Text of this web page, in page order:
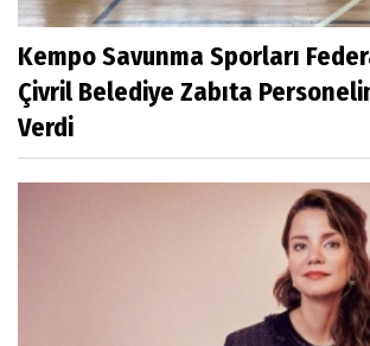
Kempo Savunma Sporları
Çivril Belediye Zabıta
Verdi